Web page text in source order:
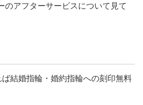
のアフターサービスについて見て
結婚指輪・婚約指輪への刻印無料